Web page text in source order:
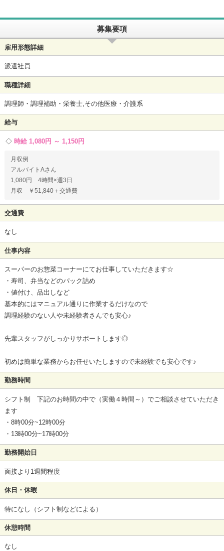
募集要項
雇用形態詳細
派遣社員
職種詳細
調理師・調理補助・栄養士,その他医療・介護系
給与
時給 1,080円 ～ 1,150円
月収例
アルバイトAさん
1,080円 4時間×週3日
月収 ￥51,840＋交通費
交通費
なし
仕事内容
スーパーのお惣菜コーナーにてお仕事していただきます☆
・寿司、弁当などのパック詰め
・値付け、品出しなど
基本的にはマニュアル通りに作業するだけなので
調理経験のない人や未経験者さんでも安心♪
先輩スタッフがしっかりサポートします◎
初めは簡単な業務からお任せいたしますので未経験でも安心です♪
勤務時間
シフト制 下記のお時間の中で（実働４時間～）でご相談させていただき
ます
・8時00分~12時00分
・13時00分~17時00分
勤務開始日
面接より1週間程度
休日・休暇
特になし（シフト制などによる）
休憩時間
なし